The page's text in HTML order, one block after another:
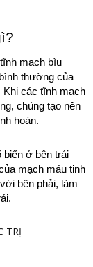
mạch bìu
thường của
các tĩnh mạch
chúng tạo nên
hoàn.
biến ở bên trái
mạch máu tinh
bên phải, làm